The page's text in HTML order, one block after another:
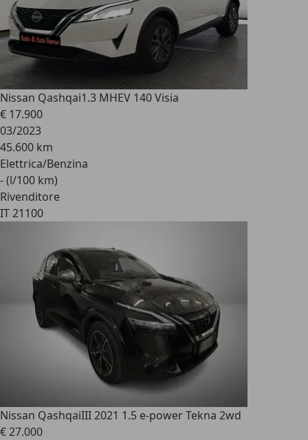
Nissan Qashqai1.3 MHEV 140 Visia
€ 17.900
03/2023
45.600 km
Elettrica/Benzina
- (l/100 km)
Rivenditore
IT 21100
Nissan QashqaiIII 2021 1.5 e-power Tekna 2wd
€ 27.000